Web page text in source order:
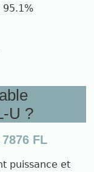
95.1%
U ?
FL
puissance et